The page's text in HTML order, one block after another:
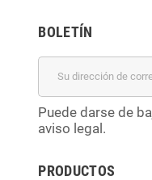
BOLETÍN
Puede darse de
aviso legal.
PRODUCTOS